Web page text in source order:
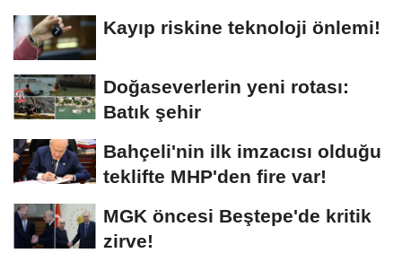
Kayıp riskine teknoloji önlemi!
Doğaseverlerin yeni rotası:
Batık şehir
Bahçeli'nin ilk imzacısı olduğu
teklifte MHP'den fire var!
MGK öncesi Beştepe'de kritik
zirve!